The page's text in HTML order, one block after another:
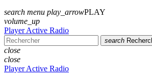
search menu play_arrowPLAY
volume_up
Player Active Radio
search
close
close
Player Active Radio